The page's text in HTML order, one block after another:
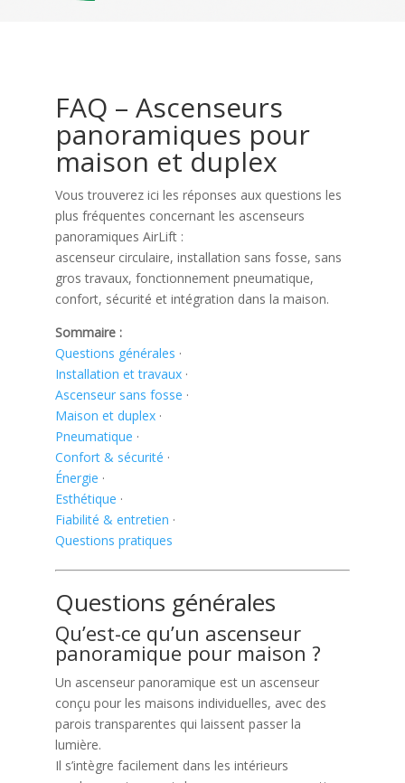
FAQ – Ascenseurs
panoramiques pour
maison et duplex
Vous trouverez ici les réponses aux questions les
plus fréquentes concernant les ascenseurs
panoramiques AirLift :
ascenseur circulaire, installation sans fosse, sans
gros travaux, fonctionnement pneumatique,
confort, sécurité et intégration dans la maison.
Sommaire :
Questions générales ·
Installation et travaux·
Ascenseur sans fosse ·
Maison et duplex·
Pneumatique ·
Confort & sécurité ·
Énergie ·
Esthétique ·
Fiabilité & entretien ·
Questions pratiques
Questions générales
Qu’est-ce qu’un ascenseur
panoramique pour maison ?
Un ascenseur panoramique est un ascenseur
conçu pour les maisons individuelles, avec des
parois transparentes qui laissent passer la
lumière.
Il s’intègre facilement dans les intérieurs